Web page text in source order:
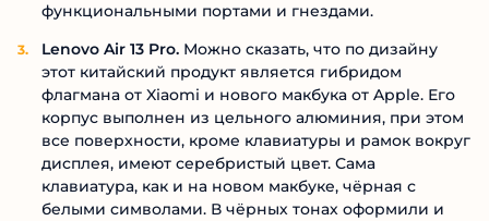
функциональными портами и гнездами.
Lenovo Air 13 Pro. Можно сказать, что по дизайну
этот китайский продукт является гибридом
флагмана от Xiaomi и нового макбука от Apple. Его
корпус выполнен из цельного алюминия, при этом
все поверхности, кроме клавиатуры и рамок вокруг
дисплея, имеют серебристый цвет. Сама
клавиатура, как и на новом макбуке, чёрная с
белыми символами. В чёрных тонах оформили и